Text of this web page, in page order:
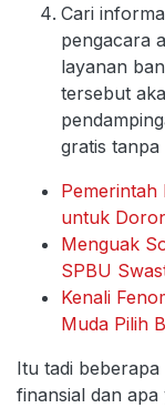
Cari
pengacara
layanan
tersebut
gratis tanpa
Pemerintah
untuk
Menguak
SPBU
Kenali
Muda Pilih
Itu tadi
finansial dan